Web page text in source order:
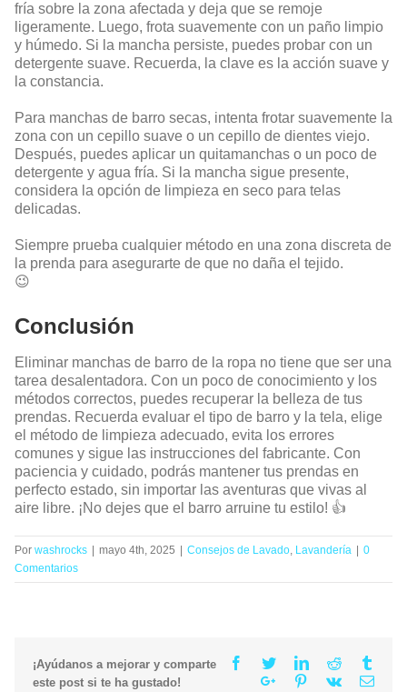
fría sobre la zona afectada y deja que se remoje
ligeramente. Luego, frota suavemente con un paño limpio
y húmedo. Si la mancha persiste, puedes probar con un
detergente suave. Recuerda, la clave es la acción suave y
la constancia.
Para manchas de barro secas, intenta frotar suavemente la
zona con un cepillo suave o un cepillo de dientes viejo.
Después, puedes aplicar un quitamanchas o un poco de
detergente y agua fría. Si la mancha sigue presente,
considera la opción de limpieza en seco para telas
delicadas.
Siempre prueba cualquier método en una zona discreta de
la prenda para asegurarte de que no daña el tejido.
😉
Conclusión
Eliminar manchas de barro de la ropa no tiene que ser una
tarea desalentadora. Con un poco de conocimiento y los
métodos correctos, puedes recuperar la belleza de tus
prendas. Recuerda evaluar el tipo de barro y la tela, elige
el método de limpieza adecuado, evita los errores
comunes y sigue las instrucciones del fabricante. Con
paciencia y cuidado, podrás mantener tus prendas en
perfecto estado, sin importar las aventuras que vivas al
aire libre. ¡No dejes que el barro arruine tu estilo! 👍
Por washrocks | mayo 4th, 2025 | Consejos de Lavado, Lavandería | 0
Comentarios
¡Ayúdanos a mejorar y comparte
este post si te ha gustado!
Facebook
TwitterLinkedinReddit
Google+Pinterest
Vk Email